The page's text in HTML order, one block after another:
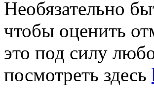
Необязательно
чтобы оценить
это под силу
посмотреть здесь